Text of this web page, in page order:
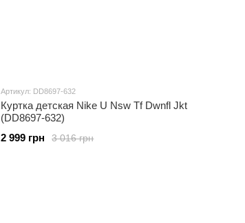
Артикул: DD8697-632
Куртка детская Nike U Nsw Tf Dwnfl Jkt
(DD8697-632)
3 016 грн
2 999 грн